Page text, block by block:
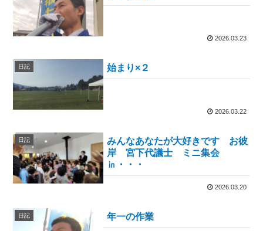
2026.03.23
日記 始まり×２
2026.03.22
日記
みんなあなたが大好きです お彼
岸 宮下代議士 ミニ集会
㏌・・・
2026.03.20
日記 年一の作業